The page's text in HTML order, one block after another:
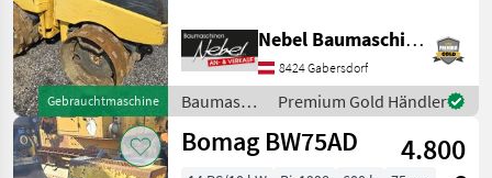
Gebrauchtmaschine
gemacht. Baumaschinen
Vibroplatten
Nebel Baumaschinen
8424 Gabersdorf
Baumaschinen
/ Bomag
Premium Gold Händler
Bomag BW75AD
4.800